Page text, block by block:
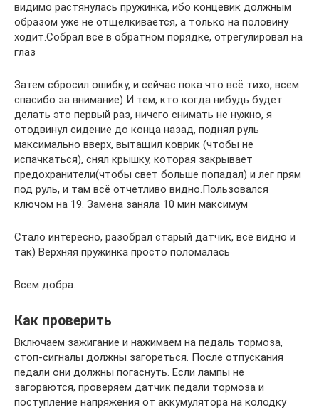
видимо растянулась пружинка, ибо концевик должным
образом уже не отщелкивается, а только на половину
ходит.Собрал всё в обратном порядке, отрегулировал на
глаз
Затем сбросил ошибку, и сейчас пока что всё тихо, всем
спасибо за внимание) И тем, кто когда нибудь будет
делать это первый раз, ничего снимать не нужно, я
отодвинул сидение до конца назад, поднял руль
максимально вверх, вытащил коврик (чтобы не
испачкаться), снял крышку, которая закрывает
предохранители(чтобы свет больше попадал) и лег прям
под руль, и там всё отчетливо видно.Пользовался
ключом на 19. Замена заняла 10 мин максимум
Стало интересно, разобрал старый датчик, всё видно и
так) Верхняя пружинка просто поломалась
Всем добра.
Как проверить
Включаем зажигание и нажимаем на педаль тормоза,
стоп-сигналы должны загореться. После отпускания
педали они должны погаснуть. Если лампы не
загораются, проверяем датчик педали тормоза и
поступление напряжения от аккумулятора на колодку